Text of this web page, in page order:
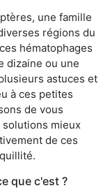
une famille
régions du
hématophages
dizaine ou une
astuces et
à ces petites
de vous
mieux
de ces
que c'est ?